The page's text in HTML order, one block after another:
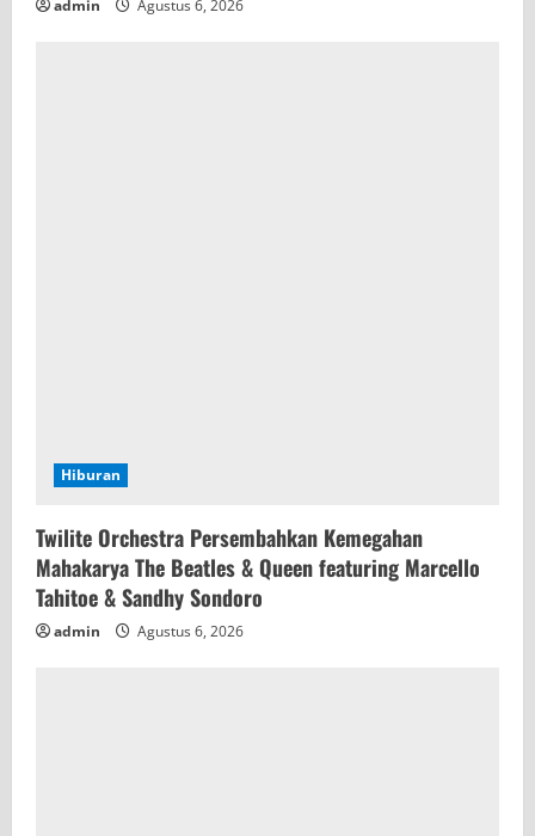
admin Agustus 6, 2026
Hiburan
Twilite Orchestra Persembahkan Kemegahan
Mahakarya The Beatles & Queen featuring Marcello
Tahitoe & Sandhy Sondoro
admin Agustus 6, 2026